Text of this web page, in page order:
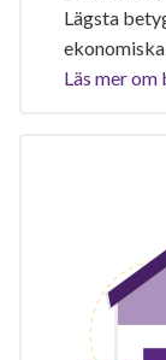
Lägsta
Läs mer